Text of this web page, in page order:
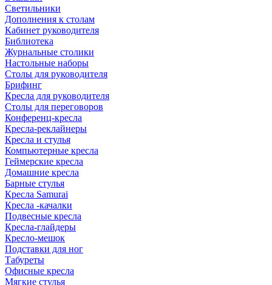
Светильники
Дополнения к столам
Кабинет руководителя
Библиотека
Журнальные столики
Настольные наборы
Столы для руководителя
Брифинг
Кресла для руководителя
Столы для переговоров
Конференц-кресла
Кресла-реклайнеры
Кресла и стулья
Компьютерные кресла
Геймерские кресла
Домашние кресла
Барные стулья
Кресла Samurai
Кресла -качалки
Подвесные кресла
Кресла-глайдеры
Кресло-мешок
Подставки для ног
Табуреты
Офисные кресла
Мягкие стулья